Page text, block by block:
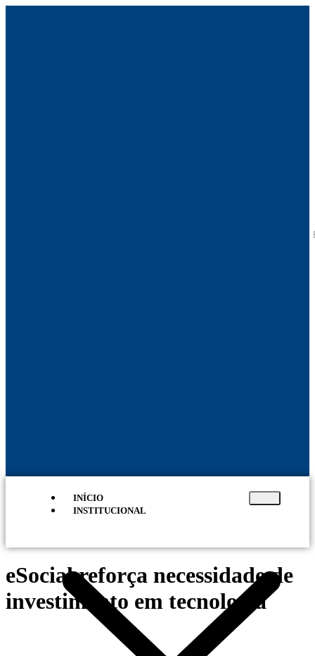
INÍCIO
INSTITUCIONAL
eSocial reforça necessidade de
investimento em tecnologia